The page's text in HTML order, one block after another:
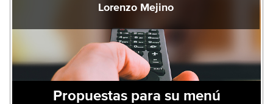
Lorenzo Mejino
Propuestas para su menú